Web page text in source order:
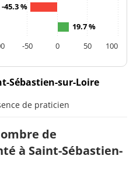
-45.3 %
19.7 %
-50 0 50 100
Sébastien-sur-Loire
de praticien
de
à Saint-Sébastien-